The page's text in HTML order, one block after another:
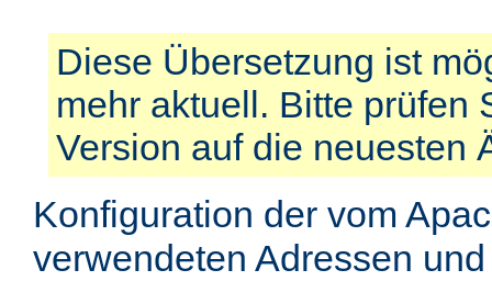
Diese Übersetzung ist
mehr aktuell. Bitte prüfen
Version auf die neuesten
Konfiguration der vom
verwendeten Adressen